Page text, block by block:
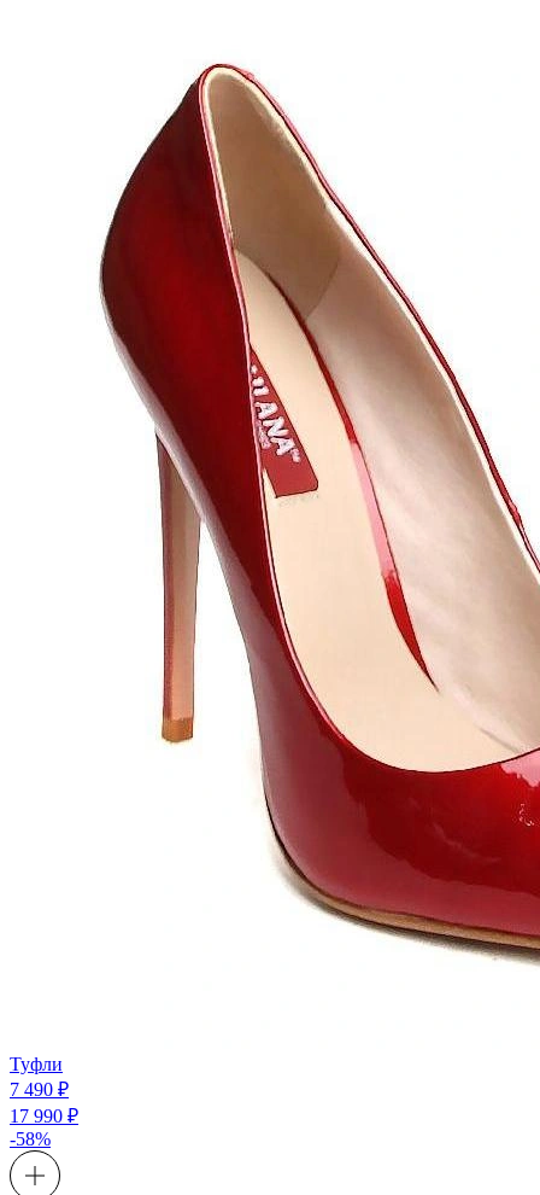
Туфли
7 490 ₽
17 990 ₽
-58%